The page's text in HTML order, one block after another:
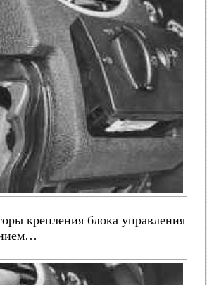
крепления блока управления